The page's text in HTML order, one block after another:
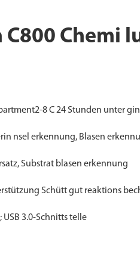
Chemi
8 C 24 Stunden unter
nsel erkennung, Blasen
Substrat blasen erkennung
Schütt gut reaktions
3.0-Schnitts telle